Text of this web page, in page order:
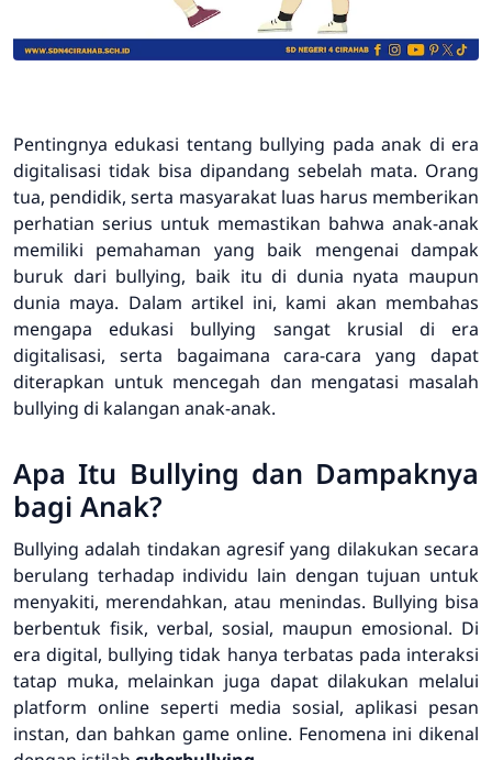
Pentingnya edukasi tentang bullying pada anak di era
digitalisasi tidak bisa dipandang sebelah mata. Orang
tua, pendidik, serta masyarakat luas harus memberikan
perhatian serius untuk memastikan bahwa anak-anak
memiliki pemahaman yang baik mengenai dampak
buruk dari bullying, baik itu di dunia nyata maupun
dunia maya. Dalam artikel ini, kami akan membahas
mengapa edukasi bullying sangat krusial di era
digitalisasi, serta bagaimana cara-cara yang dapat
diterapkan untuk mencegah dan mengatasi masalah
bullying di kalangan anak-anak.
Apa Itu Bullying dan Dampaknya
bagi Anak?
Bullying adalah tindakan agresif yang dilakukan secara
berulang terhadap individu lain dengan tujuan untuk
menyakiti, merendahkan, atau menindas. Bullying bisa
berbentuk fisik, verbal, sosial, maupun emosional. Di
era digital, bullying tidak hanya terbatas pada interaksi
tatap muka, melainkan juga dapat dilakukan melalui
platform online seperti media sosial, aplikasi pesan
instan, dan bahkan game online. Fenomena ini dikenal